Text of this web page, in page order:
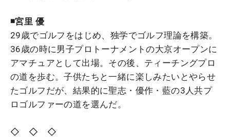
◾️宮里 優
29歳でゴルフをはじめ、独学でゴルフ理論を構築。
36歳の時に男子プロトーナメントの大京オープンに
アマチュアとして出場。その後、ティーチングプロ
の道を歩む。子供たちと一緒に楽しみたいとやらせ
たゴルフだが、結果的に聖志・優作・藍の3人共プ
ロゴルファーの道を選んだ。
◇ ◇ ◇